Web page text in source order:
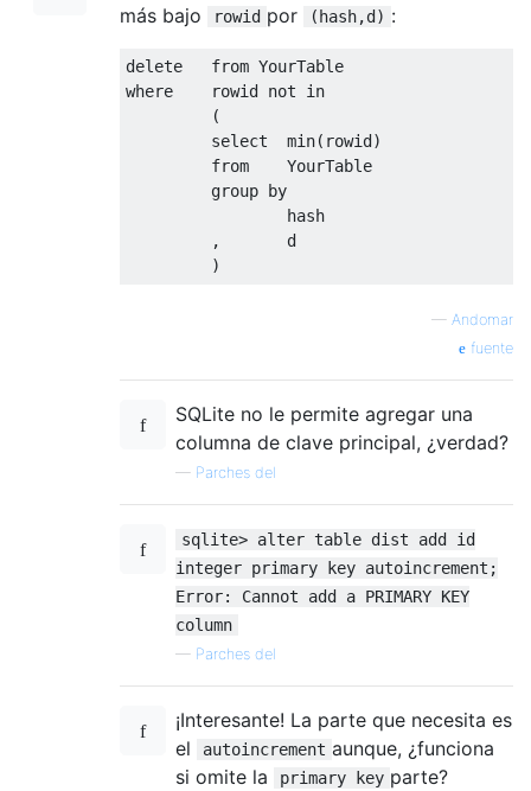
más bajo
rowid por (hash,d) :
delete from
where
    rowid
not
in
(
select
  min
( rowid)
from
    YourTable
group by
                 hash
,
       d
)
— Andomar
fuente
SQLite no le permite agregar una
columna de clave principal, ¿verdad?
— Parches del
sqlite> alter table dist add id
integer primary key autoincrement;
Error: Cannot add a PRIMARY KEY
column
— Parches del
¡Interesante! La parte que necesita es
el
autoincrement aunque, ¿funciona
si omite la
primary key parte?